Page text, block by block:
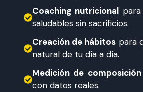
Coaching nutricional
saludables sin sacrificios.
Creación de hábitos para
natural de tu día a día.
Medición de
con datos reales.